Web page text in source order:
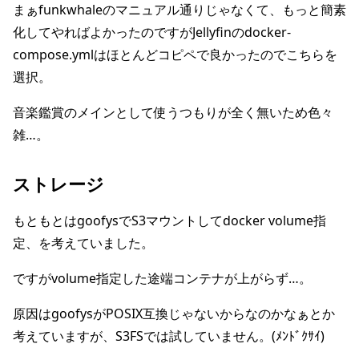
まぁfunkwhaleのマニュアル通りじゃなくて、もっと簡素
化してやればよかったのですがJellyfinのdocker-
compose.ymlはほとんどコピペで良かったのでこちらを
選択。
音楽鑑賞のメインとして使うつもりが全く無いため色々
雑…。
ストレージ
もともとはgoofysでS3マウントしてdocker volume指
定、を考えていました。
ですがvolume指定した途端コンテナが上がらず…。
原因はgoofysがPOSIX互換じゃないからなのかなぁとか
考えていますが、S3FSでは試していません。(ﾒﾝﾄﾞｸｻｲ)